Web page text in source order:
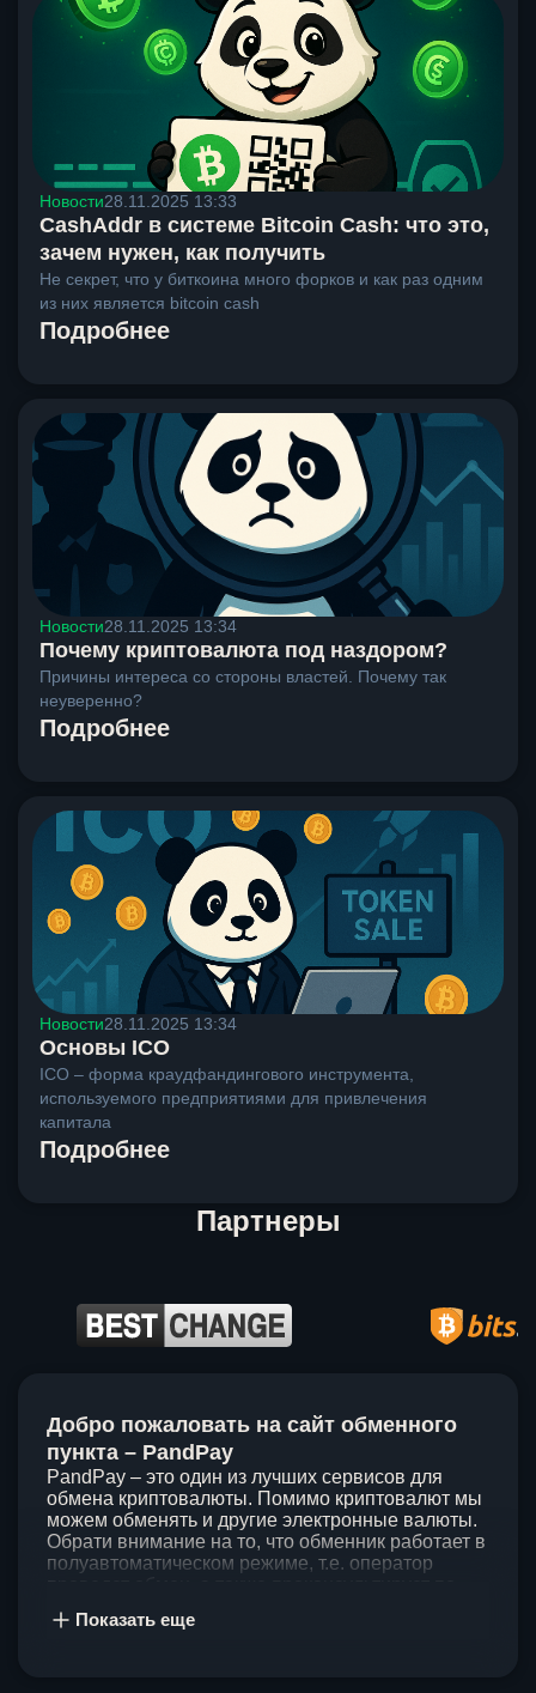
Новости28.11.2025 13:33
CashAddr в системе Bitcoin Cash: что это,
зачем нужен, как получить
Не секрет, что у биткоина много форков и как раз одним
из них является bitcoin cash
Подробнее
Новости28.11.2025 13:34
Почему криптовалюта под наздором?
Причины интереса со стороны властей. Почему так
неуверенно?
Подробнее
Новости28.11.2025 13:34
Основы ICO
ICO – форма краудфандингового инструмента,
используемого предприятиями для привлечения
капитала
Подробнее
Партнеры
Добро пожаловать на сайт обменного
пункта – PandPay
PandPay – это один из лучших сервисов для
обмена криптовалюты. Помимо криптовалют мы
можем обменять и другие электронные валюты.
Обрати внимание на то, что обменник работает в
полуавтоматическом режиме, т.е. оператор
клиентов, поэтому стараемся проводить обмены
Показать еще